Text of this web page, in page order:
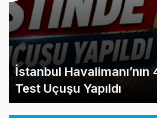
İstanbul
Test Uçuşu Yapıldı